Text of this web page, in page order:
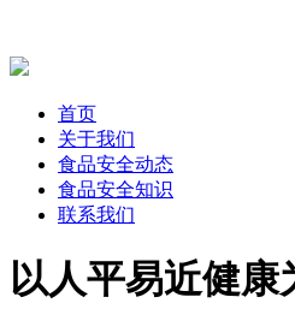
首页
关于我们
食品安全动态
食品安全知识
联系我们
以人平易近健康